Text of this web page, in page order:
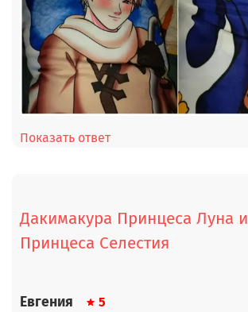
Показать ответ
Дакимакура Принцеса Луна и
Принцеса Селестия
Евгения 5